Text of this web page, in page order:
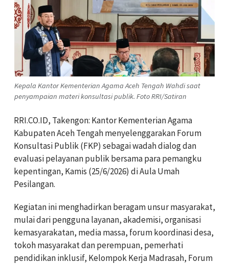
Kepala Kantor Kementerian Agama Aceh Tengah Wahdi saat
penyampaian materi konsultasi publik. Foto RRI/Satiran
RRI.CO.ID, Takengon: Kantor Kementerian Agama
Kabupaten Aceh Tengah menyelenggarakan Forum
Konsultasi Publik (FKP) sebagai wadah dialog dan
evaluasi pelayanan publik bersama para pemangku
kepentingan, Kamis (25/6/2026) di Aula Umah
Pesilangan.
Kegiatan ini menghadirkan beragam unsur masyarakat,
mulai dari pengguna layanan, akademisi, organisasi
kemasyarakatan, media massa, forum koordinasi desa,
tokoh masyarakat dan perempuan, pemerhati
pendidikan inklusif, Kelompok Kerja Madrasah, Forum